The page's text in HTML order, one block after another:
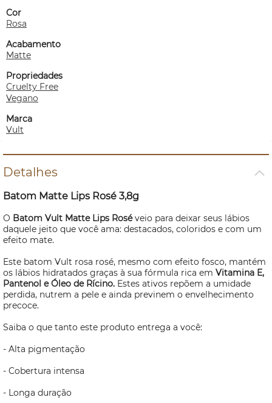
Cor
Rosa
Acabamento
Matte
Propriedades
Cruelty Free
Vegano
Marca
Vult
Detalhes
Batom Matte Lips Rosé 3,8g
O Batom Vult Matte Lips Roséveio para deixar seus lábios
daquele jeito que você ama: destacados, coloridos e com um
efeito mate.
Este batom Vult rosa rosé, mesmo com efeito fosco, mantém
os lábios hidratados graças à sua fórmula rica em Vitamina E,
Pantenol e Óleo de Rícino. Estes ativos repõem a umidade
perdida, nutrem a pele e ainda previnem o envelhecimento
precoce.
Saiba o que tanto este produto entrega a você:
- Alta pigmentação
- Cobertura intensa
- Longa duração